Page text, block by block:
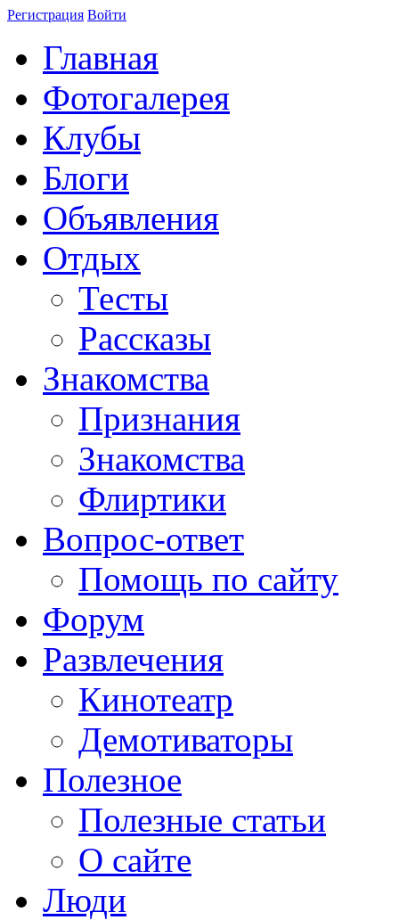
Регистрация Войти
Главная
Фотогалерея
Клубы
Блоги
Объявления
Отдых
Тесты
Рассказы
Знакомства
Признания
Знакомства
Флиртики
Вопрос-ответ
Помощь по сайту
Форум
Развлечения
Кинотеатр
Демотиваторы
Полезное
Полезные статьи
О сайте
Люди